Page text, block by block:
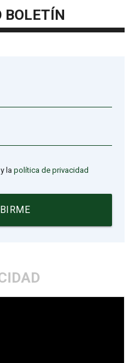
BOLETÍN
y lapolítica de privacidad